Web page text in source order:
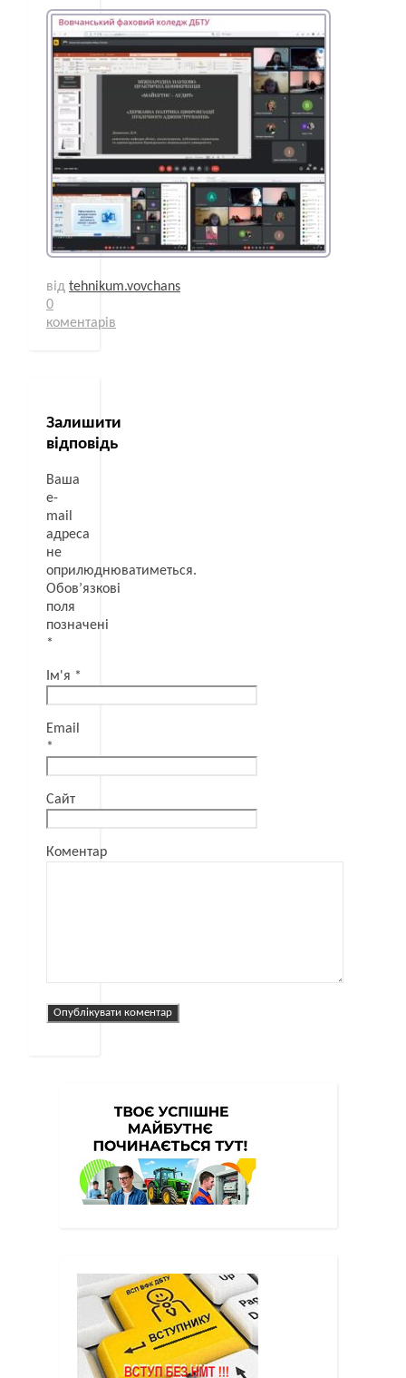
від tehnikum.vovchans
0
коментарів
Залишити
відповідь
Ваша
e-
mail
адреса
не
оприлюднюватиметься.
Обов’язкові
поля
позначені
*
Ім'я *
Email
*
Сайт
Коментар